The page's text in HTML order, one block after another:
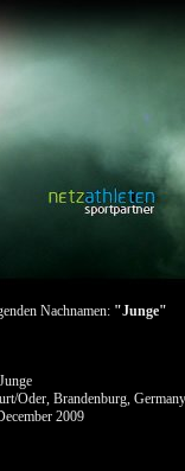
Nachnamen: "Junge"
Oder, Brandenburg, Germany
2009